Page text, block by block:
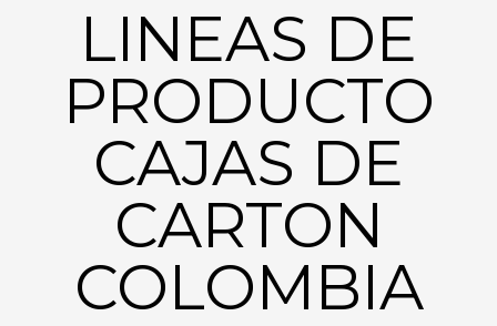
LINEAS DE
PRODUCTO
CAJAS DE
CARTON
COLOMBIA